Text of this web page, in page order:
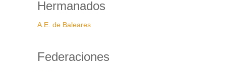
Hermanados
A.E. de Baleares
Federaciones